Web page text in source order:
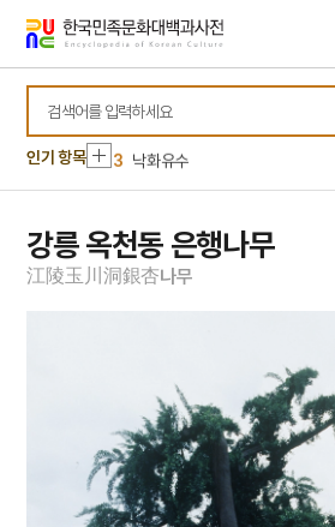
바로가기
바로가기
검색어를
인기 항목
10 달서구
1 금성대군
2 신위
3 낙화유수
4 데릴사위
5 반야심경
6 뱀
달서구
1 금성대군
2 신위
3 낙화유수
강릉 옥천동 은행나무
江陵玉 川 洞銀杏나무